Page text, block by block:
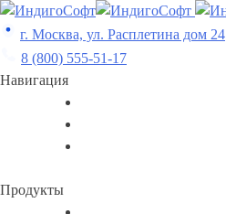
Skip
to
content
г. Москва, ул. Расплетина дом 24
8 (800) 555-51-17
Навигация
Продукты